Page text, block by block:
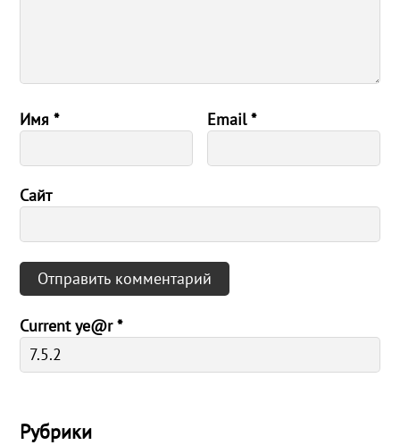
Имя* Email*
Сайт
Current ye@r*
Рубрики